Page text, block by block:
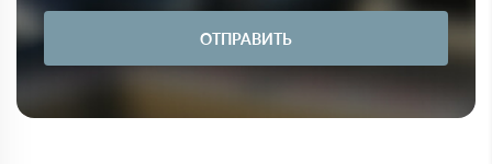
ОТПРАВИТЬ